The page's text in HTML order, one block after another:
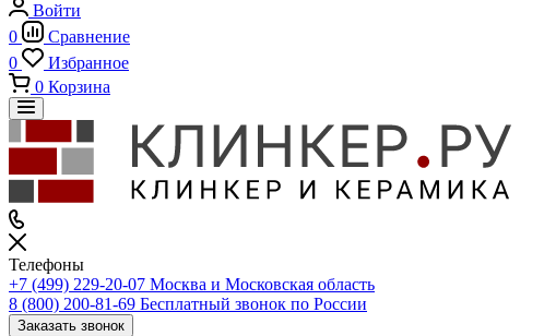
Войти
0
Сравнение
0
Избранное
0 Корзина
Телефоны
+7 (499) 229-20-07 Москва и Московская область
8 (800) 200-81-69 Бесплатный звонок по России
Заказать звонок